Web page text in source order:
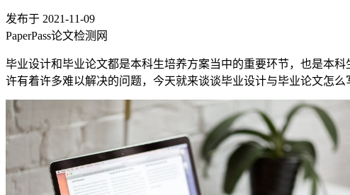
发布于 2021-11-09
PaperPass论文检测网
毕业设计和毕业论文都是本科生培养方案当中的重要环节，也是本
许有着许多难以解决的问题，今天就来谈谈毕业设计与毕业论文怎么